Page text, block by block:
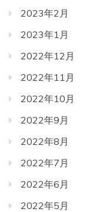
2023年2月
2023年1月
2022年12月
2022年11月
2022年10月
2022年9月
2022年8月
2022年7月
2022年6月
2022年5月